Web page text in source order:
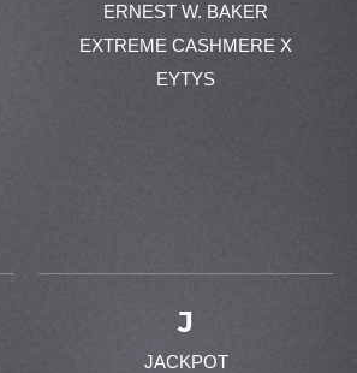
ERNEST W. BAKER
EXTREME CASHMERE X
EYTYS
J
JACKPOT